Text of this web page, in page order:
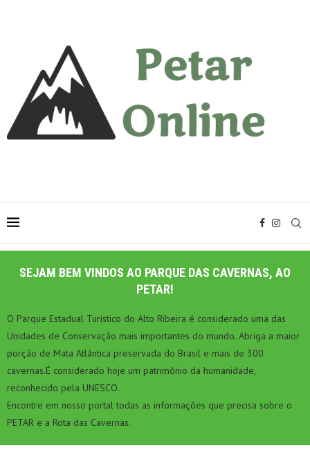
SEJAM BEM VINDOS AO PARQUE DAS CAVERNAS, AO
PETAR!
O Parque Estadual Turístico do Alto Ribeira é considerado uma das
Unidades de Conservação mais importantes do mundo. Abriga a maior
porção de Mata Atlântica preservada do Brasil e mais de 300
cavernas.É considerado hoje um patrimônio da humanidade,
reconhecido pela UNESCO.
Encontre em nosso portal todas as informações que precisa sobre o
PETAR e a Rota das Cavernas.